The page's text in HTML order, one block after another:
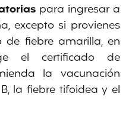
para ingresar a
excepto si provienes
fiebre amarilla, en
el certificado de
la vacunación
la fiebre tifoidea y el